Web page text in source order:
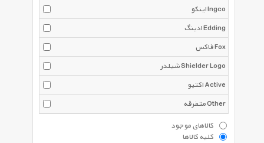
اینکو Ingco
ادینگ Edding
فاکس Fox
شیلدر Shielder Logo
اکتیو Active
متفرقه Other
کالاهای موجود
کلیه کالاها